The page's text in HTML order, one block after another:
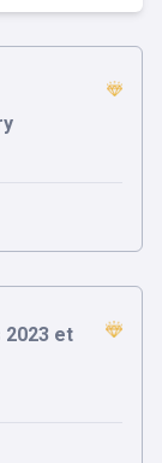
et